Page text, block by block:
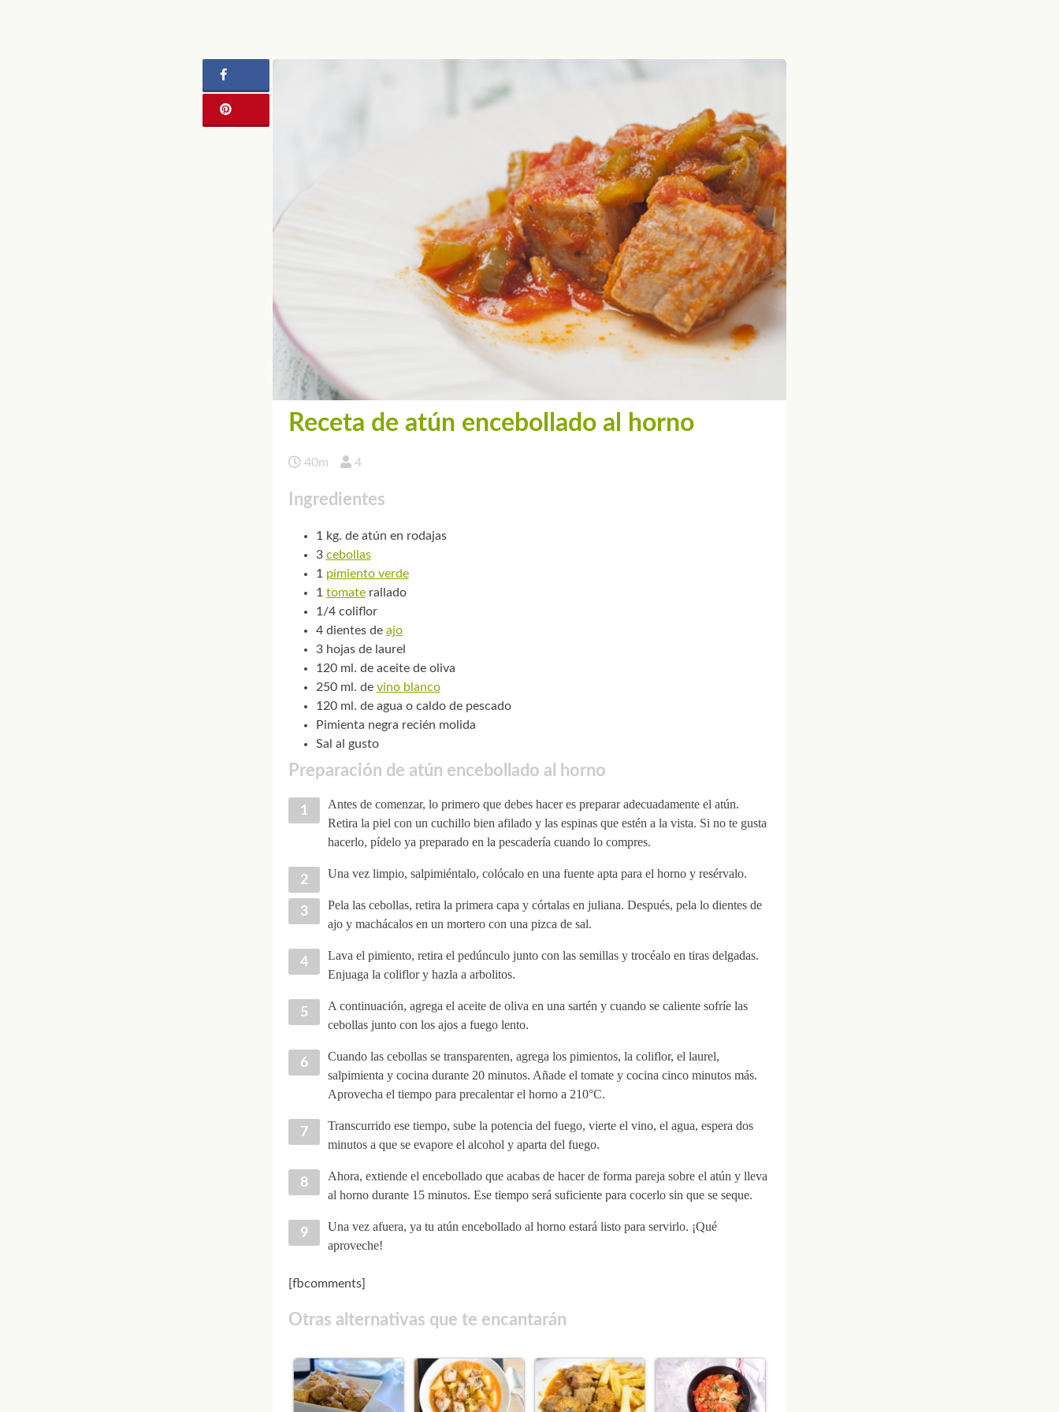
Receta de atún encebollado al horno
40m 4
Ingredientes
1 kg. de atún en rodajas
3 cebollas
1 pimiento verde
1 tomaterallado
1/4 coliflor
4 dientes de ajo
3 hojas de laurel
120 ml. de aceite de oliva
250 ml. de vino blanco
120 ml. de agua o caldo de pescado
Pimienta negra recién molida
Sal al gusto
Preparación de atún encebollado al horno
Antes de comenzar, lo primero que debes hacer es preparar adecuadamente el atún.
Retira la piel con un cuchillo bien afilado y las espinas que estén a la vista. Si no te gusta
hacerlo, pídelo ya preparado en la pescadería cuando lo compres.
Una vez limpio, salpimiéntalo, colócalo en una fuente apta para el horno y resérvalo.
Pela las cebollas, retira la primera capa y córtalas en juliana. Después, pela lo dientes de
ajo y machácalos en un mortero con una pizca de sal.
Lava el pimiento, retira el pedúnculo junto con las semillas y trocéalo en tiras delgadas.
Enjuaga la coliflor y hazla a arbolitos.
A continuación, agrega el aceite de oliva en una sartén y cuando se caliente sofríe las
cebollas junto con los ajos a fuego lento.
Cuando las cebollas se transparenten, agrega los pimientos, la coliflor, el laurel,
salpimienta y cocina durante 20 minutos. Añade el tomate y cocina cinco minutos más.
Aprovecha el tiempo para precalentar el horno a 210°C.
Transcurrido ese tiempo, sube la potencia del fuego, vierte el vino, el agua, espera dos
minutos a que se evapore el alcohol y aparta del fuego.
Ahora, extiende el encebollado que acabas de hacer de forma pareja sobre el atún y lleva
al horno durante 15 minutos. Ese tiempo será suficiente para cocerlo sin que se seque.
Una vez afuera, ya tu atún encebollado al horno estará listo para servirlo. ¡Qué
aproveche!
[fbcomments]
Otras alternativas que te encantarán